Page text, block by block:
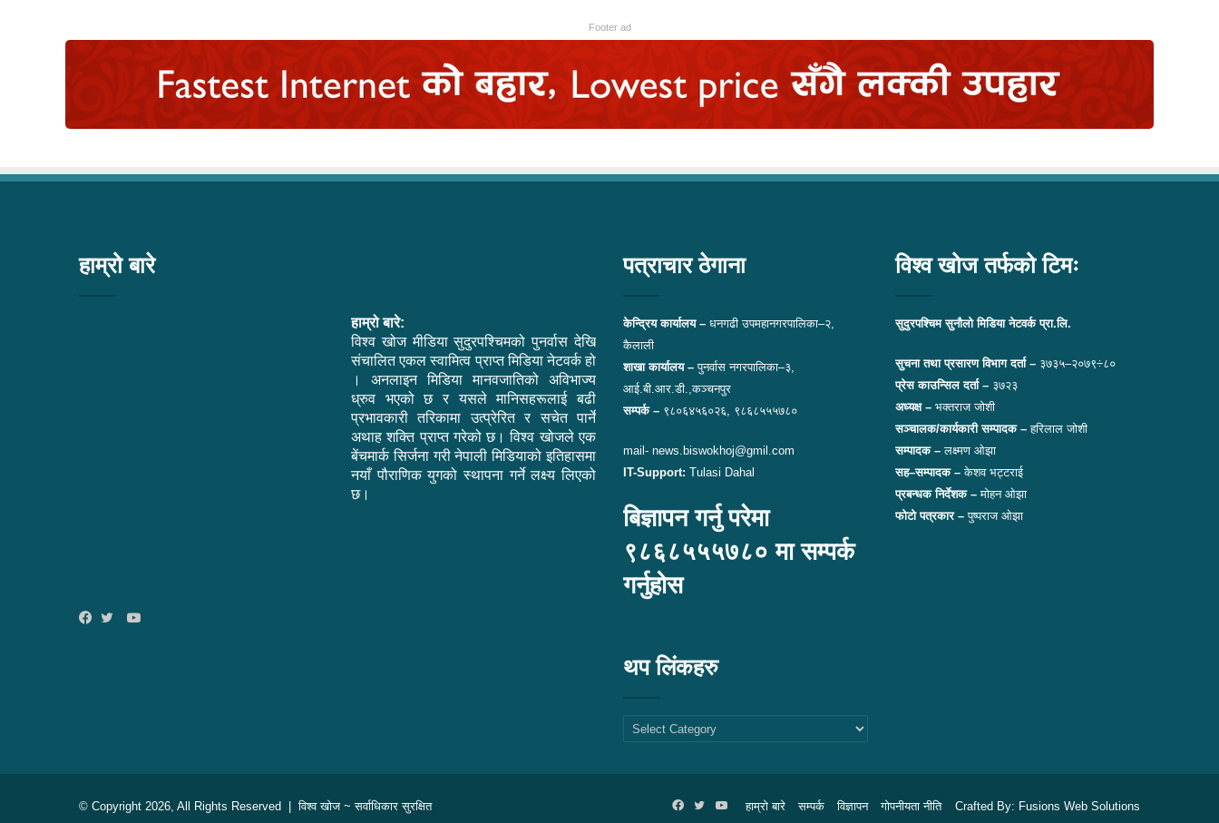
Footer ad
हाम्रो बारे
हाम्रो बारे:
विश्व खोज मीडिया सुदुरपश्चिमको पुनर्वास देखि
संचालित एकल स्वामित्व प्राप्त मिडिया नेटवर्क हो
। अनलाइन मिडिया मानवजातिको अविभाज्य
ध्रुव भएको छ र यसले मानिसहरूलाई बढी
प्रभावकारी तरिकामा उत्प्रेरित र सचेत पार्ने
अथाह शक्ति प्राप्त गरेको छ। विश्व खोजले एक
बेंचमार्क सिर्जना गरी नेपाली मिडियाको इतिहासमा
नयाँ पौराणिक युगको स्थापना गर्ने लक्ष्य लिएको
छ।
YouTube
पत्राचार ठेगाना
केन्द्रिय कार्यालय – धनगढी उपमहानगरपालिका–२,
कैलाली
शाखा कार्यालय –पुनर्वास नगरपालिका–३,
आई.बी.आर.डी.,कञ्चनपुर
सम्पर्क – ९८०६४५६०२६, ९८६८५५५७८०
mail- news.biswokhoj@gmil.com
IT-Support: Tulasi Dahal
बिज्ञापन गर्नु परेमा
९८६८५५५७८० मा सम्पर्क
गर्नुहोस
थप लिंकहरु
थप
लिंकहरु
विश्व खोज तर्फको टिमः
सुदुरपश्चिम सुनौलो मिडिया नेटवर्क प्रा.लि.
सुचना तथा प्रसारण विभाग दर्ता – ३७३५–२०७९÷८०
प्रेस काउन्सिल दर्ता – ३७२३
अध्यक्ष – भक्तराज जोशी
सञ्चालक/कार्यकारी सम्पादक – हरिलाल जोशी
सम्पादक – लक्ष्मण ओझा
सह–सम्पादक – केशव भट्टराई
प्रबन्धक निर्देशक – मोहन ओझा
फोटो पत्रकार – पुष्पराज ओझा
© Copyright 2026, All Rights Reserved |विश्व खोज~ सर्वाधिकार सुरक्षित Crafted By: Fusions Web Solutions
हाम्रो बारे सम्पर्क विज्ञापन गोपनीयता नीति
Facebook
TwitterYouTube